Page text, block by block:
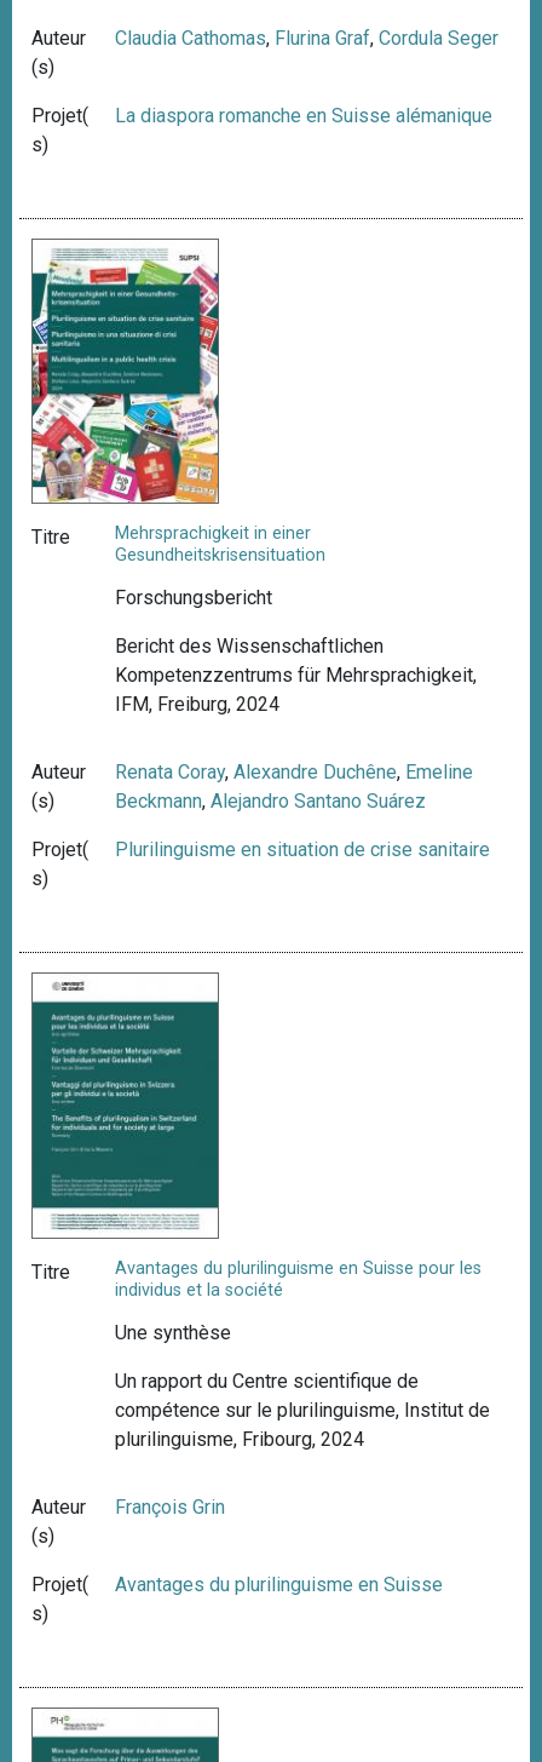
Auteur
(s)
Claudia Cathomas, Flurina Graf,Cordula Seger
Projet(
s)
La diaspora romanche en Suisse alémanique
Titre
Mehrsprachigkeit in einer
Gesundheitskrisensituation
Forschungsbericht
Bericht des Wissenschaftlichen
Kompetenzzentrums für Mehrsprachigkeit,
IFM, Freiburg, 2024
Auteur
(s)
Renata Coray,Alexandre Duchêne, Emeline
Beckmann,Alejandro Santano Suárez
Projet(
s)
Plurilinguisme en situation de crise sanitaire
Titre
Avantages du plurilinguisme en Suisse pour les
individus et la société
Une synthèse
Un rapport du Centre scientifique de
compétence sur le plurilinguisme, Institut de
plurilinguisme, Fribourg, 2024
Auteur
(s)
François Grin
Projet(
s)
Avantages du plurilinguisme en Suisse